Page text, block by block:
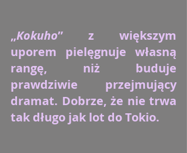
„Kokuho” z większym
uporem pielęgnuje własną
rangę, niż buduje
prawdziwie przejmujący
dramat. Dobrze, że nie trwa
tak długo jak lot do Tokio.